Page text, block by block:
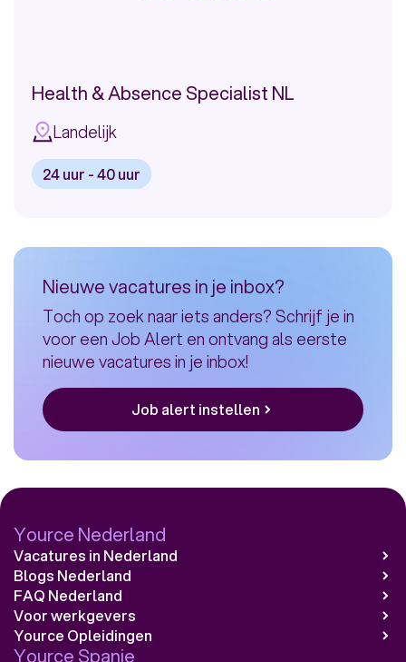
Health & Absence Specialist NL
Landelijk
24 uur - 40 uur
Health
&
Absence
Specialist
NL
Nieuwe vacatures in je inbox?
Toch op zoek naar iets anders? Schrijf je in
voor een Job Alert en ontvang als eerste
nieuwe vacatures in je inbox!
Job alert instellen
Yource Nederland
Vacatures in Nederland
Blogs Nederland
FAQ Nederland
Voor werkgevers
Yource Opleidingen
Yource Spanje